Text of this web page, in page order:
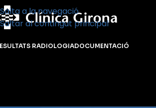
Salta a la navegació
Saltar al contingut principal
RADIOLOGIADOCUMENTACIÓ